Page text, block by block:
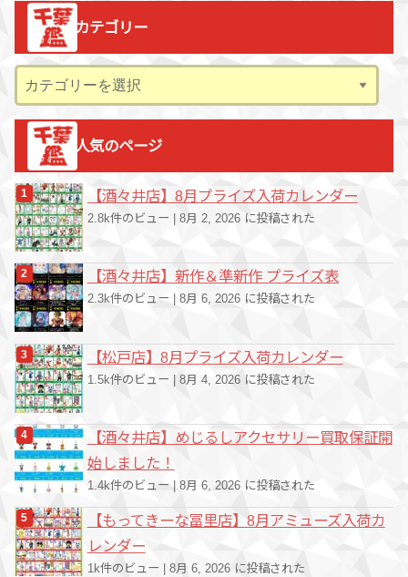
カ
カテゴリー
テ
ゴ
人気のページ
【酒々井店】8月プライズ入荷カレンダー
2.8k件のビュー 8月 2, 2026 に投稿された
【酒々井店】新作＆準新作 プライズ表
2.3k件のビュー 8月 6, 2026 に投稿された
【松戸店】8月プライズ入荷カレンダー
1.5k件のビュー 8月 4, 2026 に投稿された
【酒々井店】めじるしアクセサリー買取保証開
始しました！
1.4k件のビュー 8月 6, 2026 に投稿された
【もってきーな冨里店】8月アミューズ入荷カ
レンダー
1k件のビュー 8月 6, 2026 に投稿された